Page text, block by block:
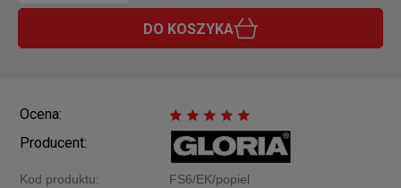
DO KOSZYKA
Ocena:
Producent:
Kod produktu: FS6/EK/popiel